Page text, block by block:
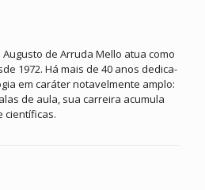
de Arruda Mello atua como
1972. Há mais de 40 anos dedica-
em caráter notavelmente amplo:
de aula, sua carreira acumula
científicas.